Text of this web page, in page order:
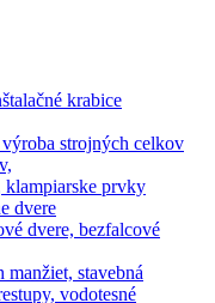
krabice
strojných celkov
klampiarske prvky
dvere
dvere, bezfalcové
manžiet, stavebná
vodotesné